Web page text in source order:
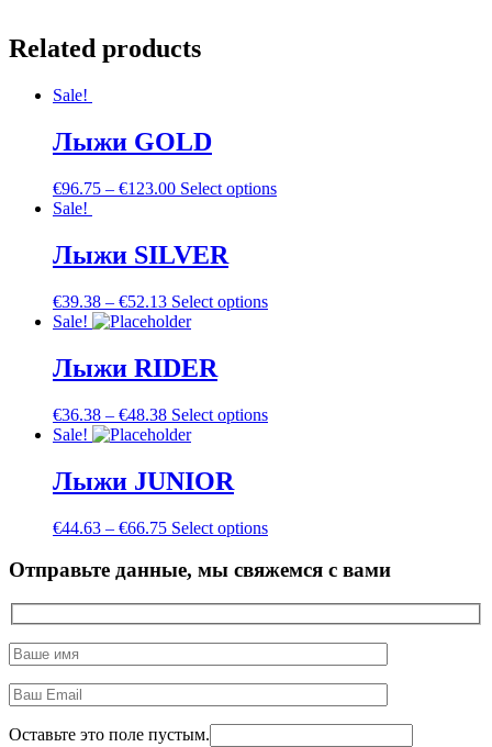
Related products
Sale!
Лыжи GOLD
€96.75 – €123.00 Select options
Sale!
Лыжи SILVER
€39.38 – €52.13 Select options
Sale!
Лыжи RIDER
€36.38 – €48.38 Select options
Sale!
Лыжи JUNIOR
€44.63 – €66.75 Select options
Отправьте данные, мы свяжемся с вами
Оставьте это поле пустым.